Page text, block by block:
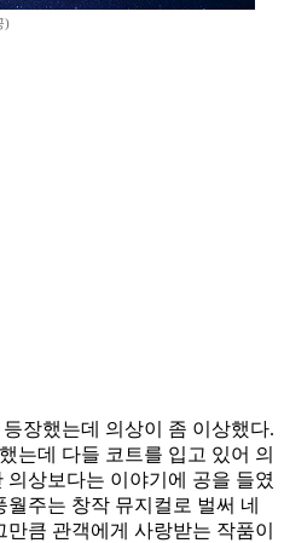
)
장했는데 의상이 좀 이상했다.
는데 다들 코트를 입고 있어 의
상보다는 이야기에 공을 들였
주는 창작 뮤지컬로 벌써 네
큼 관객에게 사랑받는 작품이